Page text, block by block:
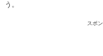
う。
スポ